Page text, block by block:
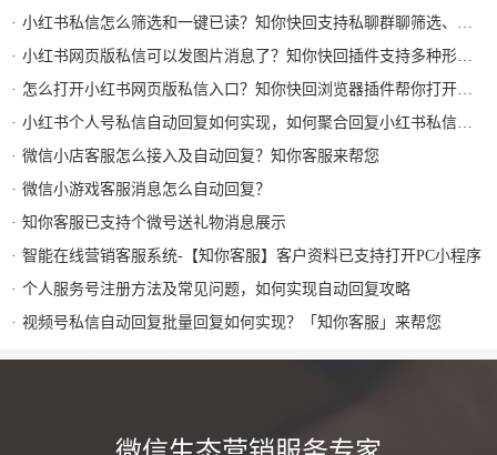
小红书私信怎么筛选和一键已读？知你快回支持私聊群聊筛选、批量已读和图片回复
小红书网页版私信可以发图片消息了？知你快回插件支持多种形式图片发送和AI自动回复
怎么打开小红书网页版私信入口？知你快回浏览器插件帮你打开小红书私信AI回复及快捷回复
小红书个人号私信自动回复如何实现，如何聚合回复小红书私信及群消息？知你客服来解决
微信小店客服怎么接入及自动回复？知你客服来帮您
微信小游戏客服消息怎么自动回复？
知你客服已支持个微号送礼物消息展示
智能在线营销客服系统-【知你客服】客户资料已支持打开PC小程序
个人服务号注册方法及常见问题，如何实现自动回复攻略
视频号私信自动回复批量回复如何实现？「知你客服」来帮您